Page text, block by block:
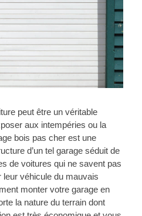
peut être un véritable
aux intempéries ou la
bois pas cher est une
d’un tel garage séduit de
de voitures qui ne savent pas
véhicule du mauvais
monter votre garage en
la nature du terrain dont